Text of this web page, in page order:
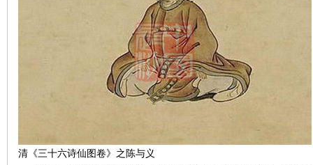
清《三十六诗仙图卷》之陈与义